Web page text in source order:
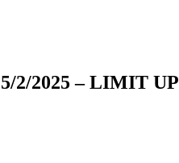
2025 – LIMIT UP